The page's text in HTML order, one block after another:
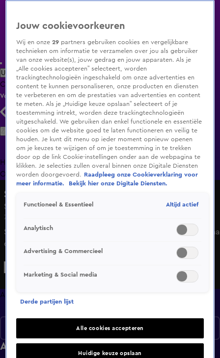
Uitzending Gemist Populaire programma's Zenders Genres
ClipsFilmsRadioSmart TV inlogShop
Volg KIJK
Zoeken
HomeUitzending Gemist Programma's De Bondgenoten
OranjezomerLivestreamsShop
Samen In Actie Voor Oekraïne
Seizoen 1, aflevering 1
7 mrt 2022, 20:30
SBS6, RTL en de NPO brengen een gezamenlijk programma
om zoveel mogelijk geld in te zamelen voor de
humanitaire nood waarin honderdduizenden Oekraïners
Afleveringen
Afleveringen
Jouw cookievoorkeuren
Wij en onze29 partners gebruiken cookies en vergelijkbare
technieken om informatie te verzamelen over jou als gebruiker
van onze website(s), jouw gedrag en jouw apparaten. Als je
„Alle cookies accepteren” selecteert, worden
trackingtechnologieën ingeschakeld om onze advertenties en
content te kunnen personaliseren, onze producten en diensten
te verbeteren en om de prestaties van advertenties en content
te meten. Als je „Huidige keuze opslaan” selecteert of je
toestemming intrekt, worden deze trackingtechnologieën
uitgeschakeld. We gebruiken dan enkel functionele en essentiële
cookies om de website goed te laten functioneren en veilig te
houden. Je kunt dit menu op ieder moment opnieuw openen
om je keuzes te wijzigen of om je toestemming in te trekken
door op de link Cookie-instellingen onder aan de webpagina te
klikken. Je selecties zullen overal binnen onze Digitale Diensten
worden doorgevoerd.
Raadpleeg onze Cookieverklaring voor
meer informatie.
Bekijk hier onze Digitale Diensten.
Functioneel & Essentieel Altijd actief
Analytisch
Advertising & Commercieel
Marketing & Social media
Derde partijen lijst
Alle cookies accepteren
Huidige keuze opslaan